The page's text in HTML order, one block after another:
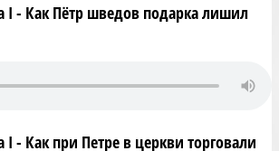
I - Как Пётр шведов подарка лишил
I - Как при Петре в церкви торговали